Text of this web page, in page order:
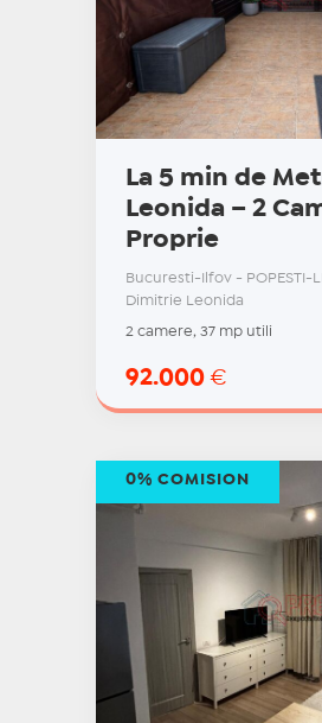
La 5 min de
Leonida – 2
Proprie
Bucuresti-Ilfov - POPESTI-
Dimitrie Leonida
2 camere, 37 mp utili
92.000 €
0% COMISION